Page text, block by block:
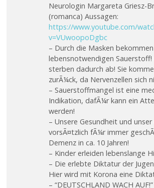
Neurologin Margareta Griesz-
(romanca) Aussagen:
https://www.youtube.com/
v=VUwoopoDgbc
– Durch die Masken
lebensnotwendigen Sauerstoff!
sterben dadurch ab! Sie
zurÃ¼ck, da Nervenzellen sich
– Sauerstoffmangel ist eine
Indikation, dafÃ¼r kann ein
werden!
– Unsere Gesundheit und
vorsÃ¤tzlich fÃ¼r immer
Demenz in ca. 10 Jahren!
– Kinder erleiden lebenslange
– Die erlebte Diktatur der
Hier wird mit Korona eine
– “DEUTSCHLAND WACH AUF!”